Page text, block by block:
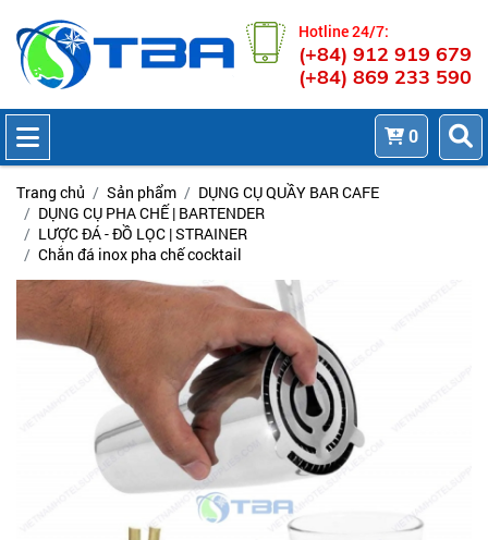
Hotline 24/7:
(+84) 912 919 679
(+84) 869 233 590
0
Trang chủ Sản phẩm
DỤNG CỤ QUẦY BAR CAFE
DỤNG CỤ PHA CHẾ | BARTENDER
LƯỢC ĐÁ - ĐỒ LỌC | STRAINER
Chắn đá inox pha chế cocktail